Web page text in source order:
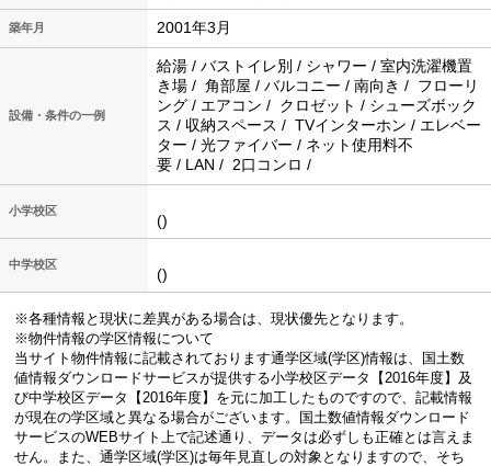
築年月 2001年3月
設備・条件の一例
給湯 / バストイレ別 / シャワー / 室内洗濯機置
き場 / 角部屋 / バルコニー / 南向き / フローリ
ング / エアコン / クロゼット / シューズボック
ス / 収納スペース / TVインターホン / エレベー
ター / 光ファイバー / ネット使用料不
要 / LAN / 2口コンロ /
小学校区
()
中学校区
()
※各種情報と現状に差異がある場合は、現状優先となります。
※物件情報の学区情報について
当サイト物件情報に記載されております通学区域(学区)情報は、国土数
値情報ダウンロードサービスが提供する小学校区データ【2016年度】及
び中学校区データ【2016年度】を元に加工したものですので、記載情報
が現在の学区域と異なる場合がございます。国土数値情報ダウンロード
サービスのWEBサイト上で記述通り、データは必ずしも正確とは言えま
せん。また、通学区域(学区)は毎年見直しの対象となりますので、そち